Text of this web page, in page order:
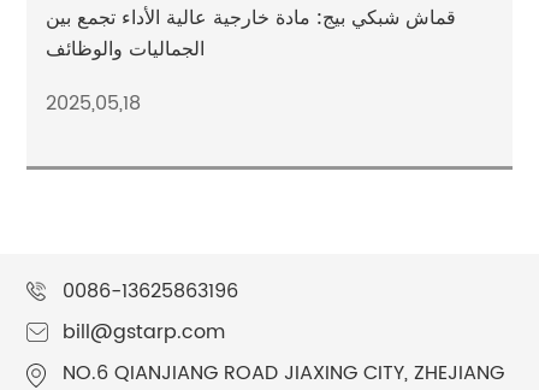
قماش شبكي بيج: مادة خارجية عالية الأداء تجمع بين
الجماليات والوظائف
2025,05,18
0086-13625863196
bill@gstarp.com
NO.6 QIANJIANG ROAD JIAXING CITY, ZHEJIANG